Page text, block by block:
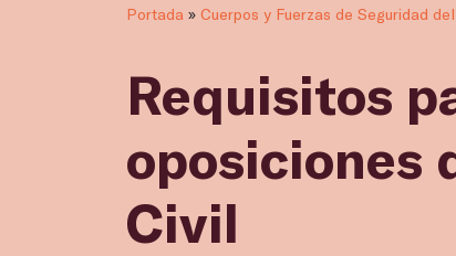
Portada » Cuerpos y Fuerzas de Seguridad
Requisitos
oposiciones
Civil